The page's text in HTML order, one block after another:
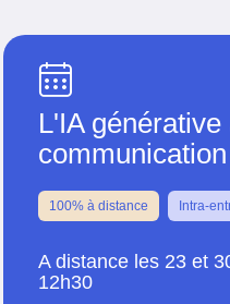
L'IA
communication
100% à distance Intra-
A distance les 23 et
12h30